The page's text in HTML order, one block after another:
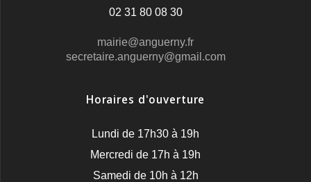
02 31 80 08 30
mairie@anguerny.fr
secretaire.anguerny@gmail.com
Horaires d'ouverture
Lundi de 17h30 à 19h
Mercredi de 17h à 19h
Samedi de 10h à 12h